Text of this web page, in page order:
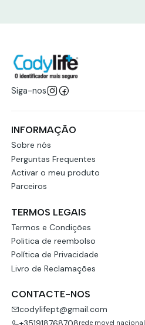
Siga-nos
INFORMAÇÃO
Sobre nós
Perguntas Frequentes
Activar o meu produto
Parceiros
TERMOS LEGAIS
Termos e Condições
Politica de reembolso
Política de Privacidade
Livro de Reclamações
CONTACTE-NOS
codylifept@gmail.com
rede movel nacional